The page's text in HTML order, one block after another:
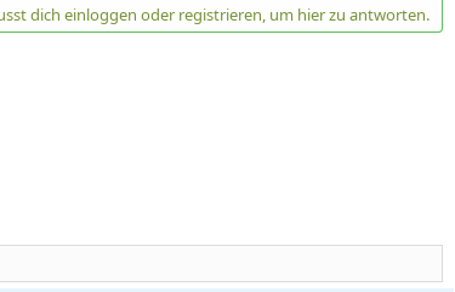
dich einloggen oder registrieren, um hier zu antworten.